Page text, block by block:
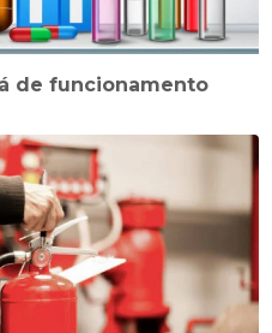
de funcionamento